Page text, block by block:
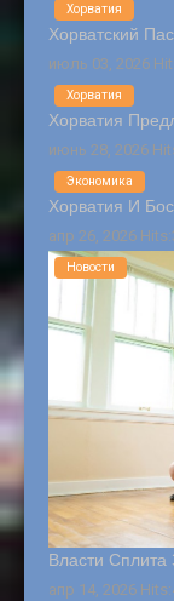
Хорватский
июль 03, 2026
Хорватия
Хорватия
июнь 28, 2026
Хорватия
Хорватия И
апр 26, 2026
Экономика
Власти
апр 14, 2026
Новости